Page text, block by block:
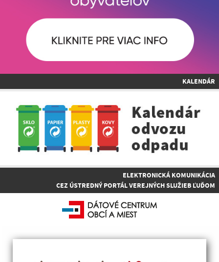
KALENDÁR
ELEKTRONICKÁ KOMUNIKÁCIA
CEZ ÚSTREDNÝ PORTÁL VEREJNÝCH SLUŽIEB ĽUĎOM